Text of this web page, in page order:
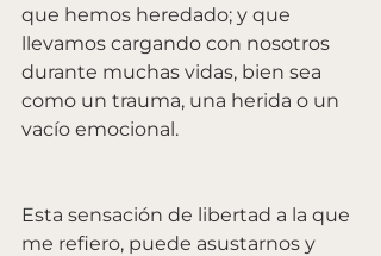
que hemos heredado; y que
llevamos cargando con nosotros
durante muchas vidas, bien sea
como un trauma, una herida o un
vacío emocional.
Esta sensación de libertad a la que
me refiero, puede asustarnos y